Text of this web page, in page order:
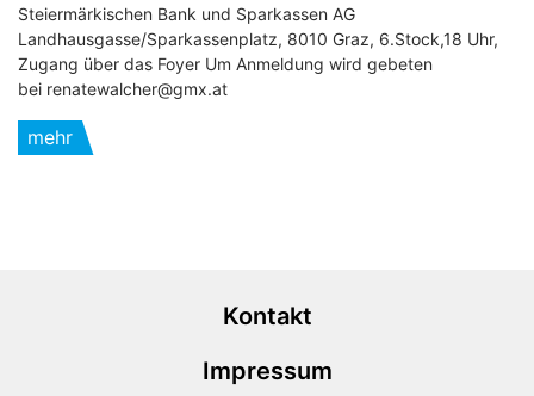
Steiermärkischen Bank und Sparkassen AG
Landhausgasse/Sparkassenplatz, 8010 Graz, 6.Stock,18 Uhr,
Zugang über das Foyer Um Anmeldung wird gebeten
bei renatewalcher@gmx.at
mehr
Kontakt
Impressum